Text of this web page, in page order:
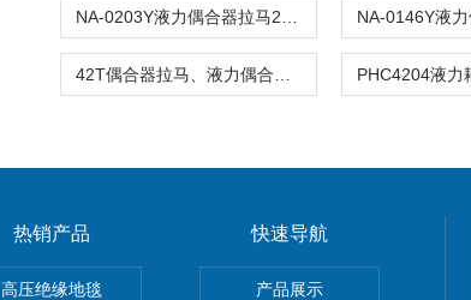
热销产品
高压绝缘地毯
快速导航
产品展示